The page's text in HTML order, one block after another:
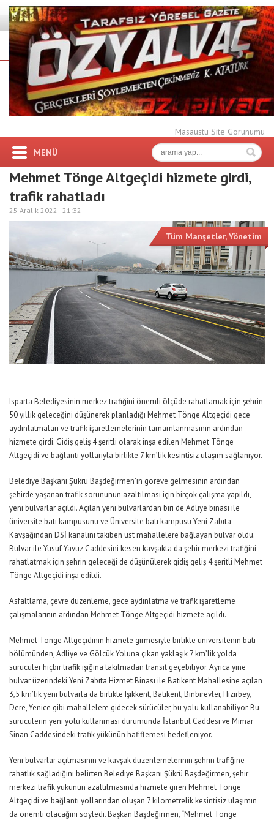
Masaüstü Site Görünümü
MENÜ
Mehmet Tönge Altgeçidi hizmete girdi,
trafik rahatladı
25 Aralık 2022 - 21:32
Tüm Manşetler,Yönetim
Isparta Belediyesinin merkez trafiğini önemli ölçüde rahatlamak için şehrin
50 yıllık geleceğini düşünerek planladığı Mehmet Tönge Altgeçidi gece
aydınlatmaları ve trafik işaretlemelerinin tamamlanmasının ardından
hizmete girdi. Gidiş geliş 4 şeritli olarak inşa edilen Mehmet Tönge
Altgeçidi ve bağlantı yollarıyla birlikte 7 km’lik kesintisiz ulaşım sağlanıyor.
Belediye Başkanı Şükrü Başdeğirmen’in göreve gelmesinin ardından
şehirde yaşanan trafik sorununun azaltılması için birçok çalışma yapıldı,
yeni bulvarlar açıldı. Açılan yeni bulvarlardan biri de Adliye binası ile
üniversite batı kampusunu ve Üniversite batı kampusu Yeni Zabıta
Kavşağından DSİ kanalını takiben üst mahallelere bağlayan bulvar oldu.
Bulvar ile Yusuf Yavuz Caddesini kesen kavşakta da şehir merkezi trafiğini
rahatlatmak için şehrin geleceği de düşünülerek gidiş geliş 4 şeritli Mehmet
Tönge Altgeçidi inşa edildi.
Asfaltlama, çevre düzenleme, gece aydınlatma ve trafik işaretleme
çalışmalarının ardından Mehmet Tönge Altgeçidi hizmete açıldı.
Mehmet Tönge Altgeçidinin hizmete girmesiyle birlikte üniversitenin batı
bölümünden, Adliye ve Gölcük Yoluna çıkan yaklaşık 7 km’lik yolda
sürücüler hiçbir trafik ışığına takılmadan transit geçebiliyor. Ayrıca yine
bulvar üzerindeki Yeni Zabıta Hizmet Binası ile Batıkent Mahallesine açılan
3,5 km’lik yeni bulvarla da birlikte Işıkkent, Batıkent, Binbirevler, Hızırbey,
Dere, Yenice gibi mahallelere gidecek sürücüler, bu yolu kullanabiliyor. Bu
sürücülerin yeni yolu kullanması durumunda İstanbul Caddesi ve Mimar
Sinan Caddesindeki trafik yükünün hafiflemesi hedefleniyor.
Yeni bulvarlar açılmasının ve kavşak düzenlemelerinin şehrin trafiğine
rahatlık sağladığını belirten Belediye Başkanı Şükrü Başdeğirmen, şehir
merkezi trafik yükünün azaltılmasında hizmete giren Mehmet Tönge
Altgeçidi ve bağlantı yollarından oluşan 7 kilometrelik kesintisiz ulaşımın
da önemli olacağını söyledi. Başkan Başdeğirmen, “Mehmet Tönge